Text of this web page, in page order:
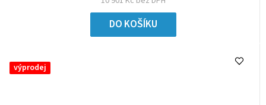
DO KOŠÍKU
výprodej